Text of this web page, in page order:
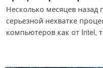
Несколько месяцев назад
серьезной нехватке
компьютеров как от Intel,
нехватка приведет к